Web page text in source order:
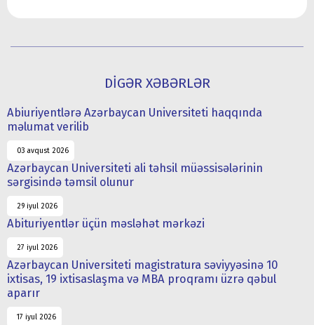
DİGƏR XƏBƏRLƏR
Abiuriyentlərə Azərbaycan Universiteti haqqında
məlumat verilib
03 avqust 2026
Azərbaycan Universiteti ali təhsil müəssisələrinin
sərgisində təmsil olunur
29 iyul 2026
Abituriyentlər üçün məsləhət mərkəzi
27 iyul 2026
Azərbaycan Universiteti magistratura səviyyəsinə 10
ixtisas, 19 ixtisaslaşma və MBA proqramı üzrə qəbul
aparır
17 iyul 2026